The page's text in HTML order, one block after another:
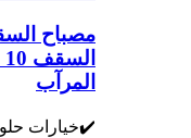
المرآب
✔️خيارات